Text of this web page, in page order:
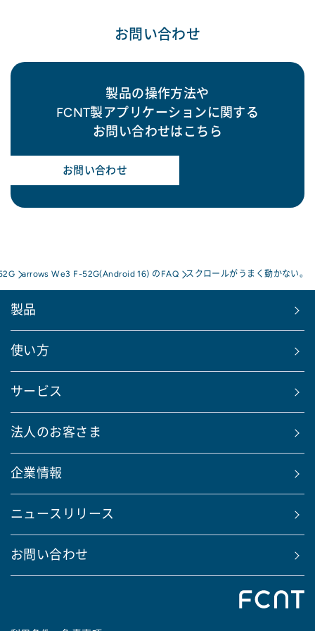
お問い合わせ
製品の操作方法や
FCNT製アプリケーションに関する
お問い合わせはこちら
お問い合わせ
arrows We3 F-52G(Android 16) のFAQ スクロールがうまく動かない。
製品
使い方
サービス
法人のお客さま
企業情報
ニュースリリース
お問い合わせ